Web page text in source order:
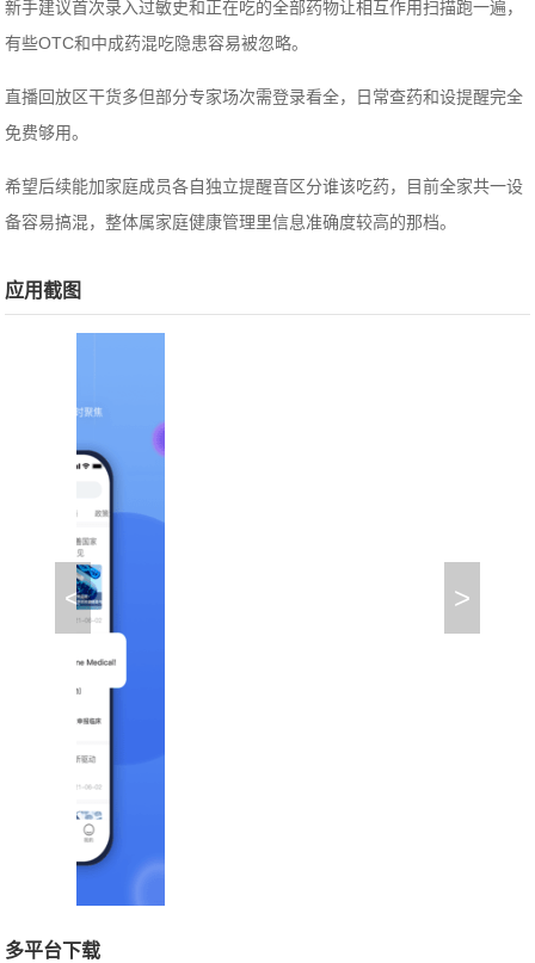
新手建议首次录入过敏史和正在吃的全部药物让相互作用扫描跑一遍，
有些OTC和中成药混吃隐患容易被忽略。
直播回放区干货多但部分专家场次需登录看全，日常查药和设提醒完全
免费够用。
希望后续能加家庭成员各自独立提醒音区分谁该吃药，目前全家共一设
备容易搞混，整体属家庭健康管理里信息准确度较高的那档。
应用截图
< >
多平台下载